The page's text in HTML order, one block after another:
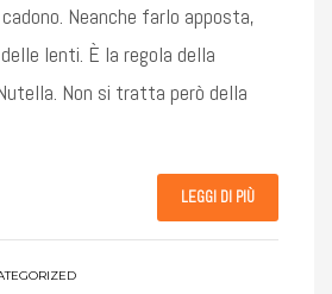
Neanche farlo apposta,
lenti. È la regola della
Non si tratta però della
LEGGI DI PIÙ